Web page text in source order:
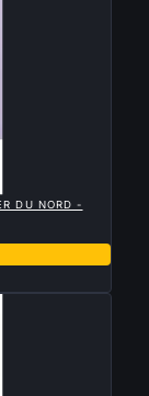
DU NORD -